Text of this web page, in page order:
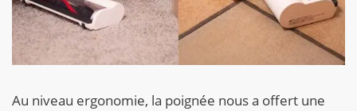
Au niveau ergonomie, la poignée nous a offert une